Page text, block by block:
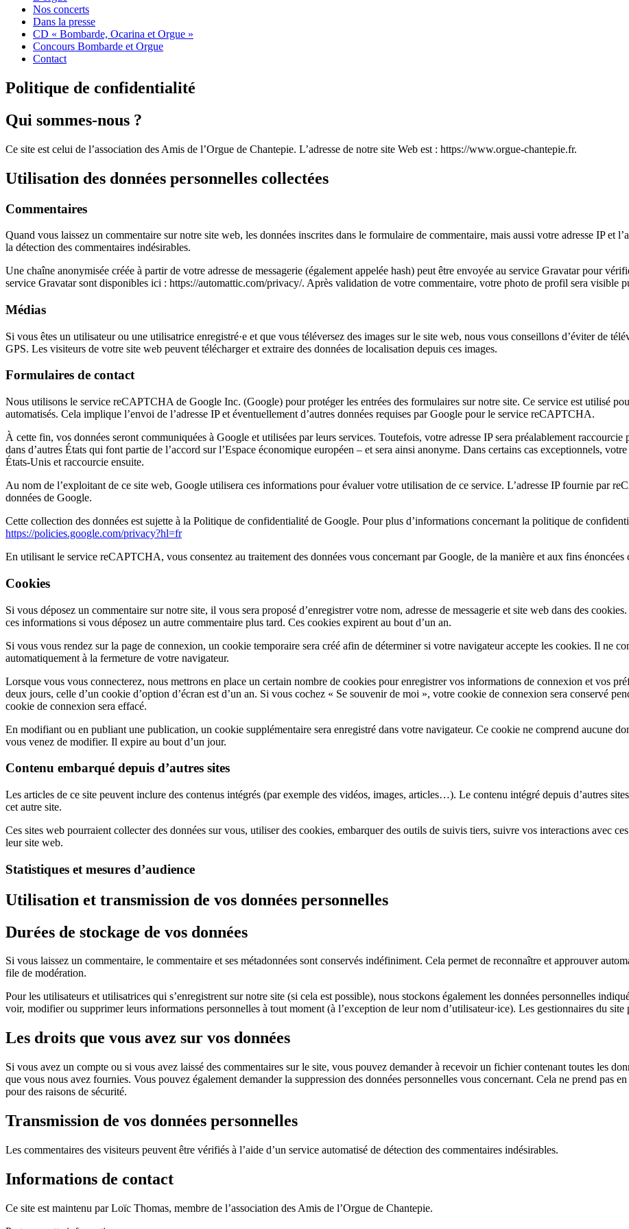
Nos concerts
Dans la presse
CD « Bombarde, Ocarina et Orgue »
Concours Bombarde et Orgue
Contact
Politique de confidentialité
Qui sommes-nous ?
Ce site est celui de l’association des Amis de l’Orgue de Chantepie. L’adresse de notre site Web est : https://www.orgue-chantepie.fr.
Utilisation des données personnelles collectées
Commentaires
Quand vous laissez un commentaire sur notre site web, les données inscrites dans le formulaire de commentaire, mais aussi votre adresse IP et
la détection des commentaires indésirables.
Une chaîne anonymisée créée à partir de votre adresse de messagerie (également appelée hash) peut être envoyée au service Gravatar pour
service Gravatar sont disponibles ici : https://automattic.com/privacy/. Après validation de votre commentaire, votre photo de profil sera visible
Médias
Si vous êtes un utilisateur ou une utilisatrice enregistré·e et que vous téléversez des images sur le site web, nous vous conseillons d’éviter de
GPS. Les visiteurs de votre site web peuvent télécharger et extraire des données de localisation depuis ces images.
Formulaires de contact
Nous utilisons le service reCAPTCHA de Google Inc. (Google) pour protéger les entrées des formulaires sur notre site. Ce service est utilisé
automatisés. Cela implique l’envoi de l’adresse IP et éventuellement d’autres données requises par Google pour le service reCAPTCHA.
À cette fin, vos données seront communiquées à Google et utilisées par leurs services. Toutefois, votre adresse IP sera préalablement
dans d’autres États qui font partie de l’accord sur l’Espace économique européen – et sera ainsi anonyme. Dans certains cas exceptionnels,
États-Unis et raccourcie ensuite.
Au nom de l’exploitant de ce site web, Google utilisera ces informations pour évaluer votre utilisation de ce service. L’adresse IP fournie par
données de Google.
Cette collection des données est sujette à la Politique de confidentialité de Google. Pour plus d’informations concernant la politique de
https://policies.google.com/privacy?hl=fr
En utilisant le service reCAPTCHA, vous consentez au traitement des données vous concernant par Google, de la manière et aux fins énoncées
Cookies
Si vous déposez un commentaire sur notre site, il vous sera proposé d’enregistrer votre nom, adresse de messagerie et site web dans des
ces informations si vous déposez un autre commentaire plus tard. Ces cookies expirent au bout d’un an.
Si vous vous rendez sur la page de connexion, un cookie temporaire sera créé afin de déterminer si votre navigateur accepte les cookies. Il ne
automatiquement à la fermeture de votre navigateur.
Lorsque vous vous connecterez, nous mettrons en place un certain nombre de cookies pour enregistrer vos informations de connexion et vos
deux jours, celle d’un cookie d’option d’écran est d’un an. Si vous cochez « Se souvenir de moi », votre cookie de connexion sera conservé
cookie de connexion sera effacé.
En modifiant ou en publiant une publication, un cookie supplémentaire sera enregistré dans votre navigateur. Ce cookie ne comprend aucune
vous venez de modifier. Il expire au bout d’un jour.
Contenu embarqué depuis d’autres sites
Les articles de ce site peuvent inclure des contenus intégrés (par exemple des vidéos, images, articles…). Le contenu intégré depuis d’autres
cet autre site.
Ces sites web pourraient collecter des données sur vous, utiliser des cookies, embarquer des outils de suivis tiers, suivre vos interactions avec
leur site web.
Statistiques et mesures d’audience
Utilisation et transmission de vos données personnelles
Durées de stockage de vos données
Si vous laissez un commentaire, le commentaire et ses métadonnées sont conservés indéfiniment. Cela permet de reconnaître et approuver
file de modération.
Pour les utilisateurs et utilisatrices qui s’enregistrent sur notre site (si cela est possible), nous stockons également les données personnelles
voir, modifier ou supprimer leurs informations personnelles à tout moment (à l’exception de leur nom d’utilisateur·ice). Les gestionnaires du
Les droits que vous avez sur vos données
Si vous avez un compte ou si vous avez laissé des commentaires sur le site, vous pouvez demander à recevoir un fichier contenant toutes les
que vous nous avez fournies. Vous pouvez également demander la suppression des données personnelles vous concernant. Cela ne prend pas
pour des raisons de sécurité.
Transmission de vos données personnelles
Les commentaires des visiteurs peuvent être vérifiés à l’aide d’un service automatisé de détection des commentaires indésirables.
Informations de contact
Ce site est maintenu par Loïc Thomas, membre de l’association des Amis de l’Orgue de Chantepie.